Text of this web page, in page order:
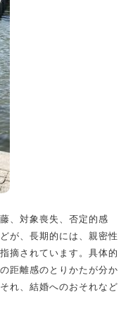
、対象喪失、否定的感
が、長期的には、親密性
摘されています。具体的
距離感のとりかたが分か
れ、結婚へのおそれなど